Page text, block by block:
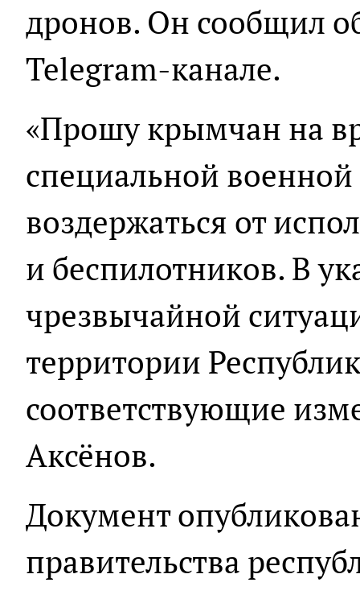
дронов. Он сообщил
Telegram-канале.
«Прошу крымчан на
специальной
воздержаться от
и беспилотников. В
чрезвычайной
территории
соответствующие
Аксёнов.
Документ
правительства